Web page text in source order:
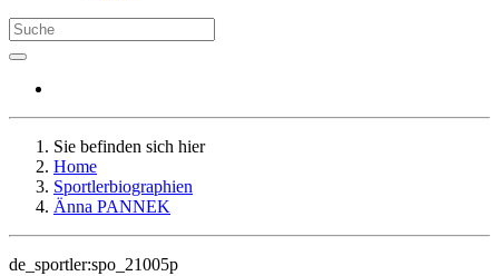
Sie befinden sich hier
Home
Sportlerbiographien
Änna PANNEK
de_sportler:spo_21005p